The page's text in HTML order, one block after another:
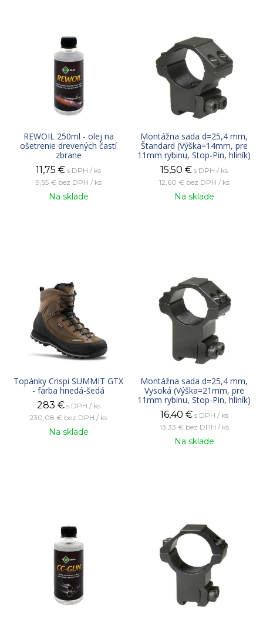
REWOIL 250ml - olej na
ošetrenie drevených častí
zbrane
11,75 € s DPH / ks
9,55 € bez DPH / ks
Na sklade
Montážna sada d=25,4 mm,
Štandard (Výška=14mm, pre
11mm rybinu, Stop-Pin, hliník)
15,50 € s DPH / ks
12,60 € bez DPH / ks
Na sklade
Topánky Crispi SUMMIT GTX
- farba hnedá-šedá
283 € s DPH / ks
230,08 € bez DPH / ks
Na sklade
Montážna sada d=25,4 mm,
Vysoká (Výška=21mm, pre
11mm rybinu, Stop-Pin, hliník)
16,40 € s DPH / ks
13,33 € bez DPH / ks
Na sklade